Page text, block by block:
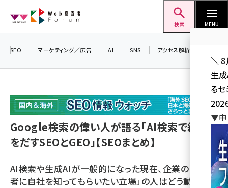
ン
検索 MENU
seo (3524)
ai (2804)
note (2312)
SEO マーケティング／広告 AI SNS アクセス解析／データ分析
Google検索の偉い人が語る「AI検索で結果
をだすSEOとGEO」【SEOまとめ】
AI検索や生成AIが一般的になった現在、企業の「消費
者に自社を知ってもらいたい立場」の人はどう動けば
＼ 8
生
る
▼申